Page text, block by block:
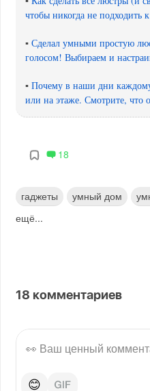
чтобы никогда не подходить
▪Сделал умными простую
голосом! Выбираем и
▪Почему в наши дни
или на этаже. Смотрите, что
18
гаджеты умный дом
ещё...
18 комментариев
😊